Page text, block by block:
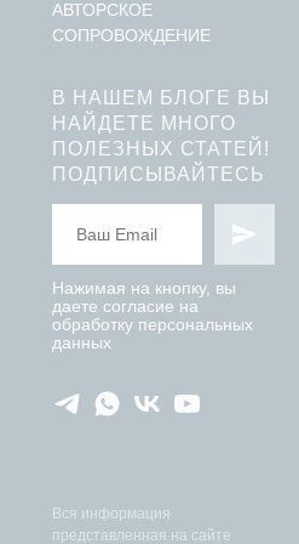
АВТОРСКОЕ
СОПРОВОЖДЕНИЕ
В НАШЕМ БЛОГЕ ВЫ
НАЙДЕТЕ МНОГО
ПОЛЕЗНЫХ СТАТЕЙ!
ПОДПИСЫВАЙТЕСЬ
Нажимая на кнопку, вы
даете согласие на
обработку персональных
данных
Вся информация
представленная на сайте